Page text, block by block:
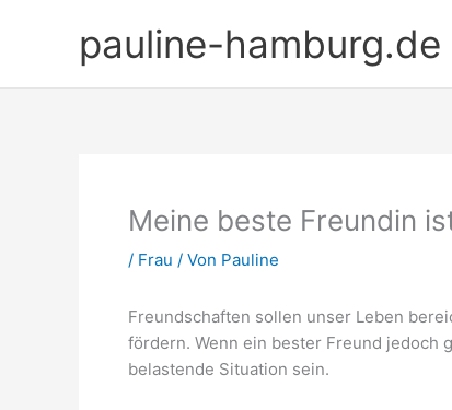
pauline-hamburg.de
Meine beste Freundin
/ Frau / Von Pauline
Freundschaften sollen unser Leben
fördern. Wenn ein bester Freund jedoch
belastende Situation sein.